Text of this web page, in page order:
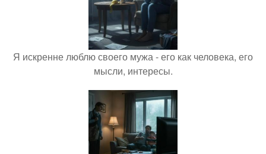
Я искренне люблю своего мужа - его как человека, его
мысли, интересы.